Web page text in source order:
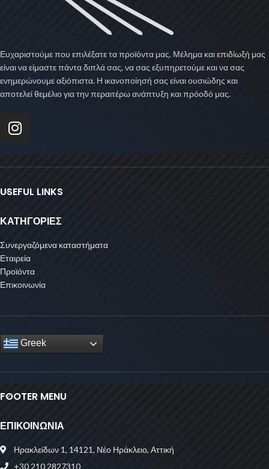
Ευχαριστούμε που επιλέξατε τα προϊόντα μας. Μέλημα και επιδίωξή μας
είναι να είμαστε πάντα διπλά σας, να σας εξυπηρετούμε και να σας
ενημερώνουμε αξιόπιστα. Η ικανοποίησή σας είναι ουσιώδης και
αποτελεί θεμέλιο για την περαιτέρω ανάπτυξη και πρόοδό μας.
USEFUL LINKS
ΚΑΤΗΓΟΡΙΕΣ
Συνεργαζόμενα καταστήματα
Εταιρεία
Προϊόντα
Επικοινωνία
Greek
FOOTER MENU
ΕΠΙΚΟΙΝΩΝΙΑ
Ηρακλείδων 1, 14121, Νέο Ηράκλειο, Αττική
+30 210 2827310